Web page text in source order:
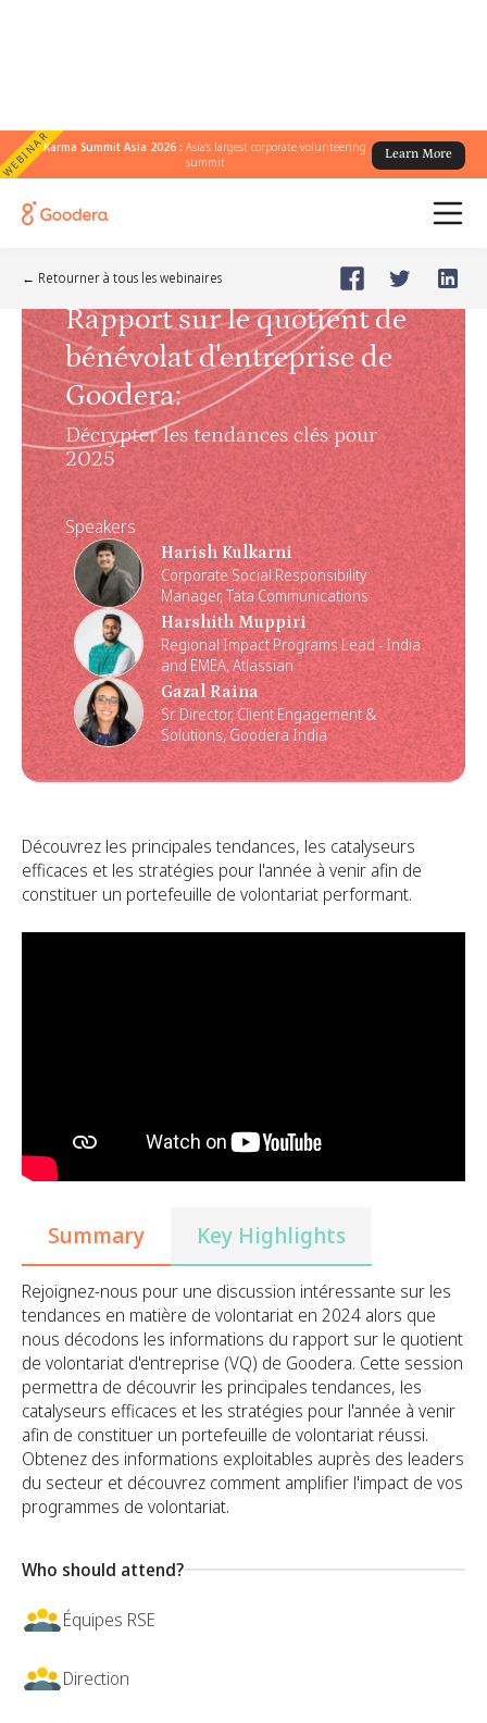
WEBINARKarma Summit Asia 2026 :Asia's largest corporate volunteering
summit
Learn More
← Retourner à tous les webinaires
🗓️Dec 17, 2024
Rapport sur le quotient de
bénévolat d'entreprise de
Goodera:
Décrypter les tendances clés pour
2025
Speakers
Harish Kulkarni
Corporate Social Responsibility
Manager, Tata Communications
Harshith Muppiri
Regional Impact Programs Lead - India
and EMEA, Atlassian
Gazal Raina
Sr. Director, Client Engagement &
Solutions, Goodera India
Découvrez les principales tendances, les catalyseurs
efficaces et les stratégies pour l'année à venir afin de
constituer un portefeuille de volontariat performant.
Summary Key Highlights
Rejoignez-nous pour une discussion intéressante sur les
tendances en matière de volontariat en 2024 alors que
nous décodons les informations du rapport sur le quotient
de volontariat d'entreprise (VQ) de Goodera. Cette session
permettra de découvrir les principales tendances, les
catalyseurs efficaces et les stratégies pour l'année à venir
afin de constituer un portefeuille de volontariat réussi.
Obtenez des informations exploitables auprès des leaders
du secteur et découvrez comment amplifier l'impact de vos
programmes de volontariat.
Who should attend?
Équipes RSE
Direction